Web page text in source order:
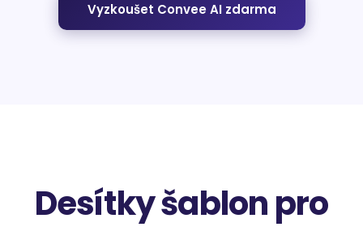
Vyzkoušet Convee AI zdarma
Desítky šablon pro